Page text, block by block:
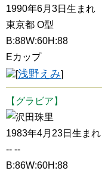
1990年6月3日生まれ
東京都 O型
B:88W:60H:88
Eカップ
[浅野えみ]
【グラビア】
沢田珠里
1983年4月23日生まれ
-- --
B:86W:60H:88